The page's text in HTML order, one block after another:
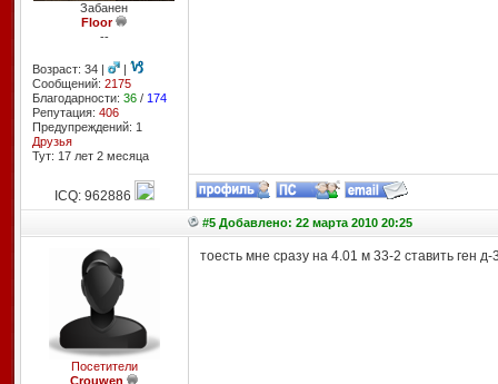
Забанен
Floor
--
Возраст: 34 |
|
Сообщений: 2175
Благодарности: 36/ 174
Репутация: 406
Предупреждений: 1
Друзья
Тут: 17 лет 2 месяцa
ICQ: 962886
#5 Добавлено: 22 марта 2010 20:25
Посетители
Crouwen
тоесть мне сразу на 4.01 м 33-2 ставить ген д-